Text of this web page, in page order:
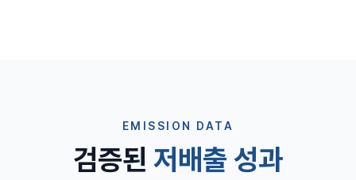
EMISSION DATA
검증된 저배출 성과